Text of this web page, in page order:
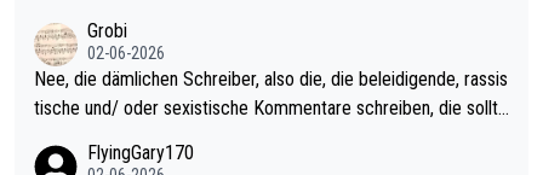
ohl wenig WDF Turniere spielen. Dies war bei Archie Self letzt
es Jahr der Fall. Er musste als amtierender Weltmeister durch
den Qualifier und ich glaube kaum, dass Mitchel sich das (in Ve
el hat.
Grobi
02-06-2026
Nee, die dämlichen Schreiber, also die, die beleidigende, rassis
tische und/ oder sexistische Kommentare schreiben, die sollte
s Leben in den Griff kriegen. Nur eins wundert mich: Luke Little
FlyingGary170